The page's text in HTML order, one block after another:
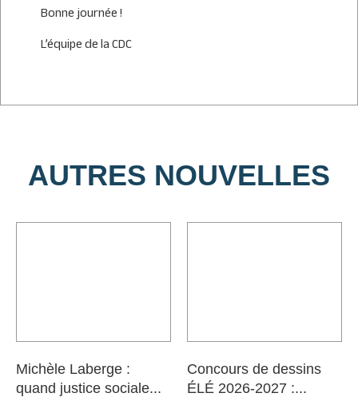
Bonne journée !
L’équipe de la CDC
AUTRES NOUVELLES
Michèle Laberge :
quand justice sociale...
Concours de dessins
ÉLÉ 2026-2027 :...